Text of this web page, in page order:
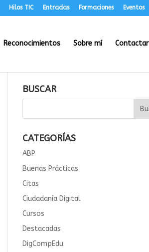
Hilos TIC Entradas Formaciones Eventos
Reconocimientos Sobre mí Contactar
BUSCAR
CATEGORÍAS
ABP
Buenas Prácticas
Citas
Ciudadanía Digital
Cursos
Destacadas
DigCompEdu